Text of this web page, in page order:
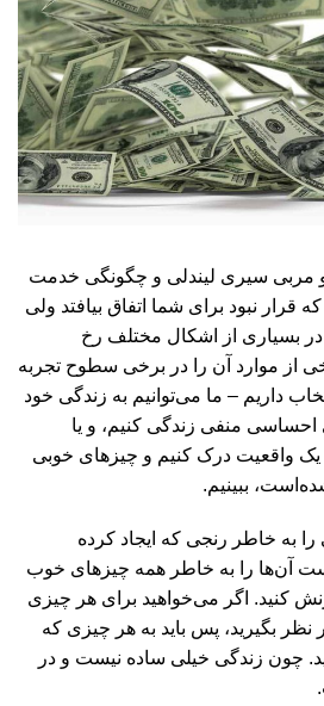
مربی سیری لیندلی و چگونگی خدمت
قرار نبود برای شما اتفاق بیافتد ولی
در بسیاری از اشکال مختلف رخ
از موارد آن را در برخی سطوح تجربه
داریم – ما می‌توانیم به زندگی خود
احساسی منفی زندگی کنیم، و یا
یک واقعیت درک کنیم و چیزهای خوبی
ببینیم.
به خاطر رنجی که ایجاد کرده
آن‌ها را به خاطر همه چیزهای خوب
کنید. اگر می‌خواهید برای هر چیزی
نظر بگیرید، پس باید به هر چیزی که
چون زندگی خیلی ساده نیست و در